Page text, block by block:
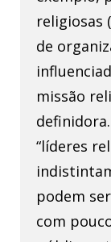
religiosas
de
missão
definidora.
“líderes
podem
com